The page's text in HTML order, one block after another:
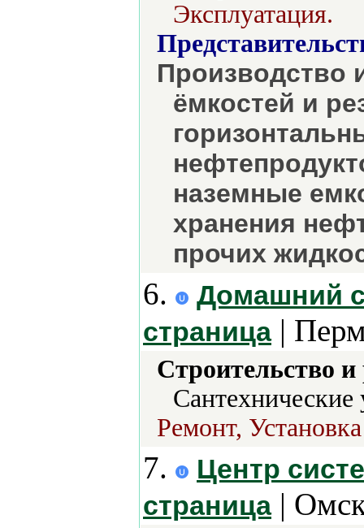
Эксплуатация.
Производство
ёмкостей и
наземные
хранения
прочих
6.
Домашний
страница|
Строительство
Ремонт,
7.
Центр
страница|